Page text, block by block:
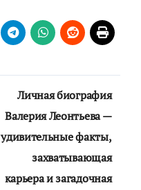
Личная биография
Валерия Леонтьева —
удивительные факты,
захватывающая
карьера и загадочная